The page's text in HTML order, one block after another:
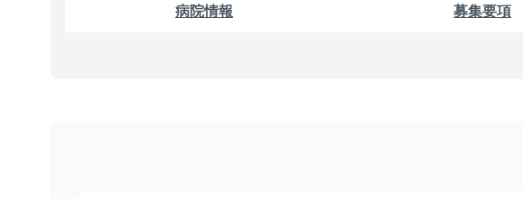
病院情報 募集要項